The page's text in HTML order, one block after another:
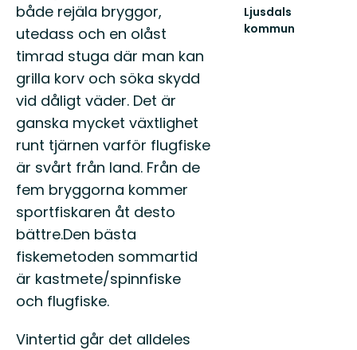
både rejäla bryggor,
utedass och en olåst
timrad stuga där man kan
grilla korv och söka skydd
vid dåligt väder. Det är
ganska mycket växtlighet
runt tjärnen varför flugfiske
är svårt från land. Från de
fem bryggorna kommer
sportfiskaren åt desto
bättre.Den bästa
fiskemetoden sommartid
är kastmete/spinnfiske
och flugfiske.
Vintertid går det alldeles
Ljusdals
kommun